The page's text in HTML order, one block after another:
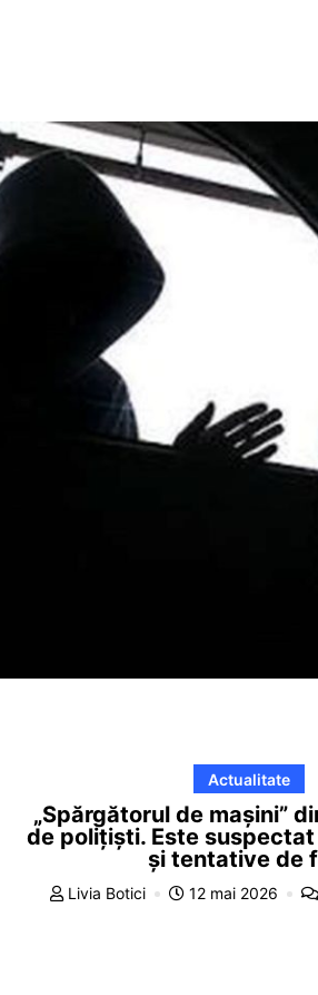
Actualitate
„Spărgătorul de mașini”
de polițiști. Este
și tentative de
Livia Botici 12 mai 2026